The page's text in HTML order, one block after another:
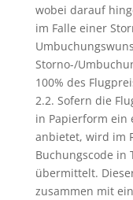
wobei darauf
im Falle einer
Storno-/
100% des
2.2. Sofern die
in Papierform ein
anbietet, wird im
Buchungscode in
übermittelt.
zusammen mit